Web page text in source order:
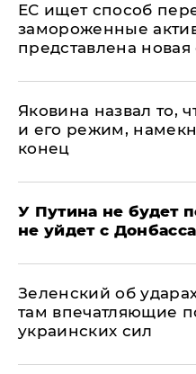
ЕС ищет способ
замороженные
представлена новая
Яковина назвал то,
и его режим,
конец
У Путина не будет
не уйдет с
Зеленский об
там впечатляющие
украинских сил